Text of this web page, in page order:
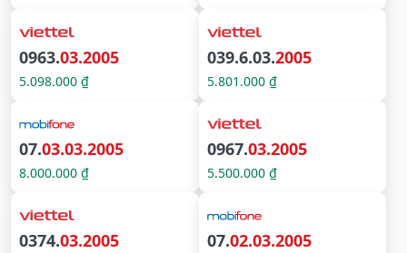
0963.03.2005
5.098.000 ₫
039.6.03.2005
5.801.000 ₫
07.03.03.2005
8.000.000 ₫
0967.03.2005
5.500.000 ₫
0374.03.2005 07.02.03.2005